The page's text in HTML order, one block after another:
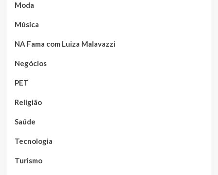
Moda
Música
NA Fama com Luiza Malavazzi
Negócios
PET
Religião
Saúde
Tecnologia
Turismo